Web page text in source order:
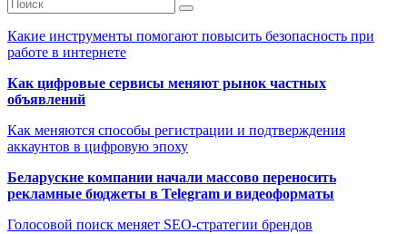
Какие инструменты помогают повысить безопасность при
работе в интернете
Как цифровые сервисы меняют рынок частных
объявлений
Как меняются способы регистрации и подтверждения
аккаунтов в цифровую эпоху
Беларуские компании начали массово переносить
рекламные бюджеты в Telegram и видеоформаты
Голосовой поиск меняет SEO-стратегии брендов